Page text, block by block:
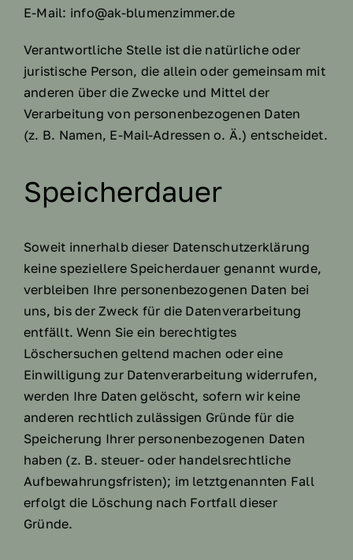
E-Mail: info@ak-blumenzimmer.de
Verantwortliche Stelle ist die natürliche oder
juristische Person, die allein oder gemeinsam mit
anderen über die Zwecke und Mittel der
Verarbeitung von personenbezogenen Daten
(z. B. Namen, E-Mail-Adressen o. Ä.) entscheidet.
Speicherdauer
Soweit innerhalb dieser Datenschutzerklärung
keine speziellere Speicherdauer genannt wurde,
verbleiben Ihre personenbezogenen Daten bei
uns, bis der Zweck für die Datenverarbeitung
entfällt. Wenn Sie ein berechtigtes
Löschersuchen geltend machen oder eine
Einwilligung zur Datenverarbeitung widerrufen,
werden Ihre Daten gelöscht, sofern wir keine
anderen rechtlich zulässigen Gründe für die
Speicherung Ihrer personenbezogenen Daten
haben (z. B. steuer- oder handelsrechtliche
Aufbewahrungsfristen); im letztgenannten Fall
erfolgt die Löschung nach Fortfall dieser
Gründe.